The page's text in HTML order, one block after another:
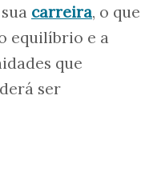
carreira, o que
equilíbrio e a
que
ser